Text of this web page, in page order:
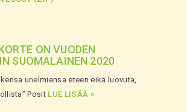
ON VUODEN
SUOMALAINEN 2020
unelmiensa eteen eikä luovuta,
Posit LUE LISÄÄ »